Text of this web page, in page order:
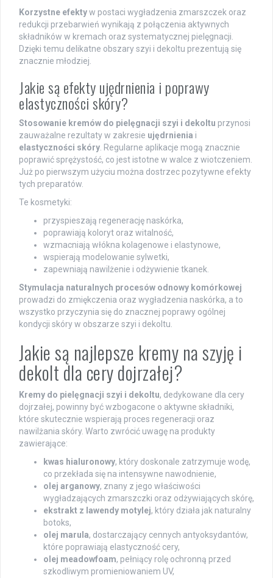
Korzystne efektyw postaci wygładzenia zmarszczek oraz
redukcji przebarwień wynikają z połączenia aktywnych
składników w kremach oraz systematycznej pielęgnacji.
Dzięki temu delikatne obszary szyi i dekoltu prezentują się
znacznie młodziej.
Jakie są efekty ujędrnienia i poprawy
elastyczności skóry?
Stosowanie kremów do pielęgnacji szyi i dekoltu przynosi
zauważalne rezultaty w zakresie ujędrnienia i
elastyczności skóry . Regularne aplikacje mogą znacznie
poprawić sprężystość, co jest istotne w walce z wiotczeniem.
Już po pierwszym użyciu można dostrzec pozytywne efekty
tych preparatów.
Te kosmetyki:
przyspieszają regenerację naskórka,
poprawiają koloryt oraz witalność,
wzmacniają włókna kolagenowe i elastynowe,
wspierają modelowanie sylwetki,
zapewniają nawilżenie i odżywienie tkanek.
Stymulacja naturalnych procesów odnowy komórkowej
prowadzi do zmiękczenia oraz wygładzenia naskórka, a to
wszystko przyczynia się do znacznej poprawy ogólnej
kondycji skóry w obszarze szyi i dekoltu.
Jakie są najlepsze kremy na szyję i
dekolt dla cery dojrzałej?
Kremy do pielęgnacji szyi i dekoltu, dedykowane dla cery
dojrzałej, powinny być wzbogacone o aktywne składniki,
które skutecznie wspierają proces regeneracji oraz
nawilżania skóry. Warto zwrócić uwagę na produkty
zawierające:
kwas hialuronowy, który doskonale zatrzymuje wodę,
co przekłada się na intensywne nawodnienie,
olej arganowy, znany z jego właściwości
wygładzających zmarszczki oraz odżywiających skórę,
ekstrakt z lawendy motylej, który działa jak naturalny
botoks,
olej marula, dostarczający cennych antyoksydantów,
które poprawiają elastyczność cery,
olej meadowfoam, pełniący rolę ochronną przed
szkodliwym promieniowaniem UV,